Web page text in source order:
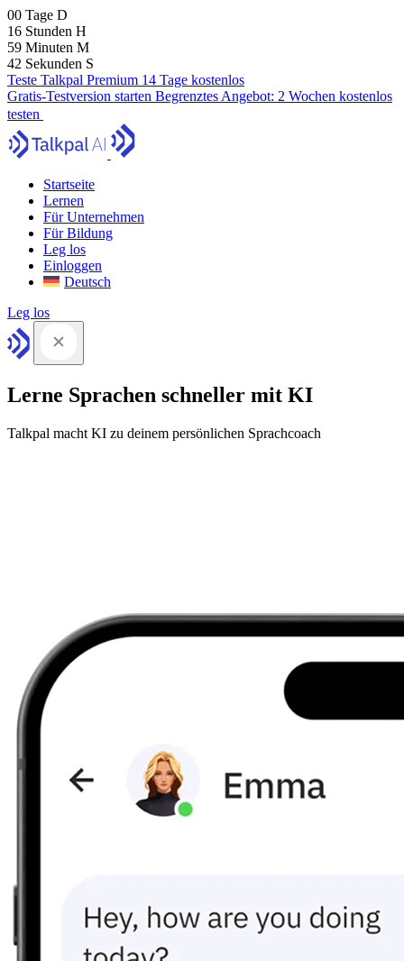
00 Tage D
16 Stunden H
59 Minuten M
41 Sekunden S
Teste Talkpal Premium 14 Tage kostenlos
Gratis-Testversion starten Begrenztes Angebot: 2 Wochen kostenlos
testen
Startseite
Lernen
Für Unternehmen
Für Bildung
Leg los
Einloggen
Deutsch
Leg los
Lerne Sprachen schneller mit KI
Talkpal macht KI zu deinem persönlichen Sprachcoach